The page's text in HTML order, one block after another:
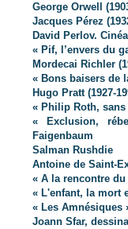
George Orwell
Jacques Pérez
David Perlov.
« Pif, l’envers du
Mordecai Richler
« Bons baisers de
Hugo Pratt (1927-
« Philip Roth,
« Exclusion,
Faigenbaum
Salman Rushdie
Antoine de Saint-
« A la rencontre du
« L'enfant, la mort
« Les Amnésiques
Joann Sfar,